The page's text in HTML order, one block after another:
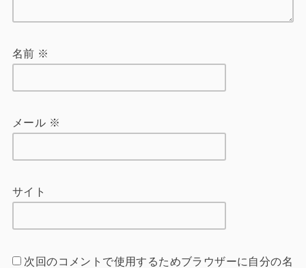
名前 ※
メール ※
サイト
次回のコメントで使用するためブラウザーに自分の名